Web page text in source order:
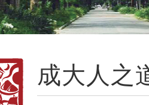
成大人之